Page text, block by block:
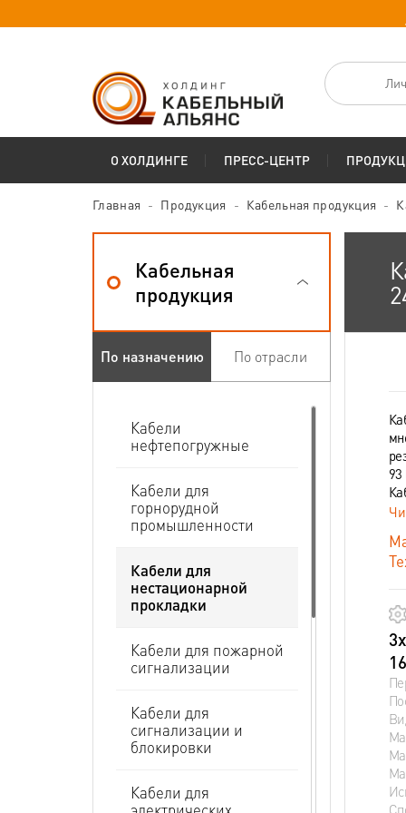
О ХОЛДИНГЕ ПРЕСС-ЦЕНТР
Главная Продукция Кабельная продукция
Кабельная
продукция
По назначению По отрасли
Кабели
нефтепогружные
Кабели для
горнорудной
промышленности
Кабели для
нестационарной
прокладки
Кабели для пожарной
сигнализации
Кабели для
сигнализации и
блокировки
Кабели для